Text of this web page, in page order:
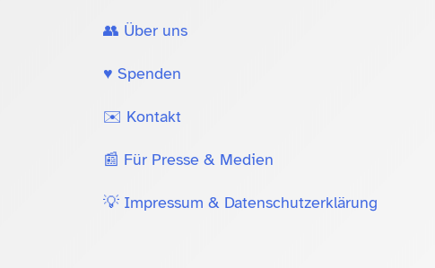
👥 Über uns
♥️ Spenden
✉️ Kontakt
📰 Für Presse & Medien
💡 Impressum & Datenschutzerklärung